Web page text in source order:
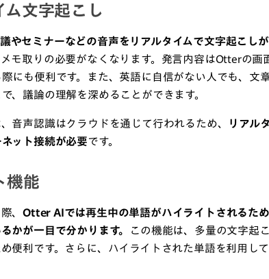
ム文字起こし
やセミナーなどの音声をリアルタイムで文字起こしが
モ取りの必要がなくなります。発言内容はOtterの画
にも便利です。また、英語に自信がない人でも、文
、議論の理解を深めることができます。
音声認識はクラウドを通じて行われるため、
リアル
ット接続が必要です。
機能
、Otter AIでは再生中の単語がハイライトされるた
かが一目で分かります。
この機能は、多量の文字起
便利です。さらに、ハイライトされた単語を利用し